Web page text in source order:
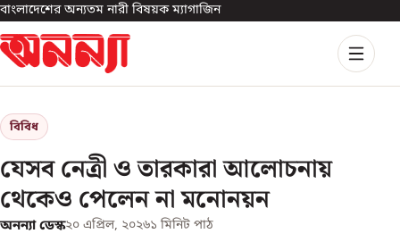
বাংলাদেশের অন্যতম নারী বিষয়ক ম্যাগাজিন
বিবিধ
যেসব নেত্রী ও তারকারা আলোচনায়
থেকেও পেলেন না মনোনয়ন
অনন্যা ডেস্ক২০ এপ্রিল, ২০২৬১ মিনিট পাঠ